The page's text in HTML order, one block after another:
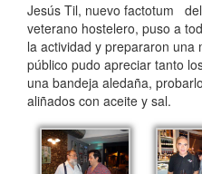
Jesús Til, nuevo factotum
veterano hostelero, puso a
la actividad y prepararon una
público pudo apreciar tanto
una bandeja aledaña,
aliñados con aceite y sal.